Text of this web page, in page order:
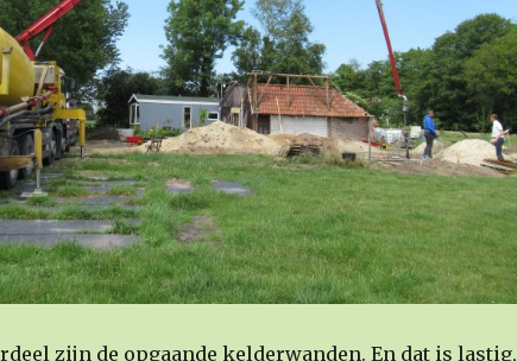
zijn de opgaande kelderwanden. En dat is lastig,